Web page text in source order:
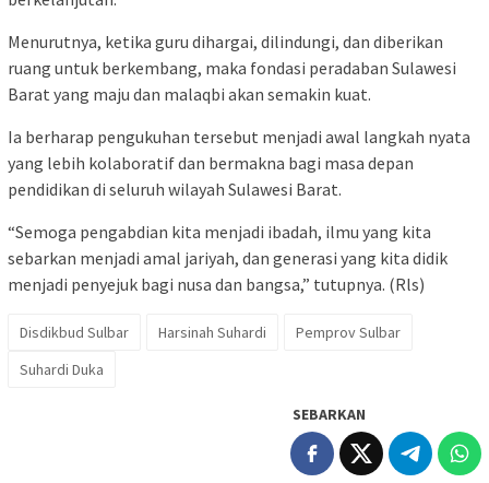
Menurutnya, ketika guru dihargai, dilindungi, dan diberikan
ruang untuk berkembang, maka fondasi peradaban Sulawesi
Barat yang maju dan malaqbi akan semakin kuat.
Ia berharap pengukuhan tersebut menjadi awal langkah nyata
yang lebih kolaboratif dan bermakna bagi masa depan
pendidikan di seluruh wilayah Sulawesi Barat.
“Semoga pengabdian kita menjadi ibadah, ilmu yang kita
sebarkan menjadi amal jariyah, dan generasi yang kita didik
menjadi penyejuk bagi nusa dan bangsa,” tutupnya. (Rls)
Disdikbud Sulbar Harsinah Suhardi
Pemprov Sulbar
Suhardi Duka
SEBARKAN